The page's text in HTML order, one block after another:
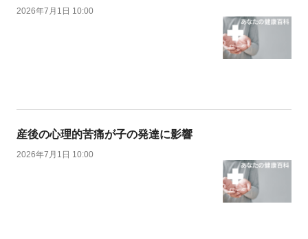
2026年7月1日 10:00
産後の心理的苦痛が子の発達に影響
2026年7月1日 10:00